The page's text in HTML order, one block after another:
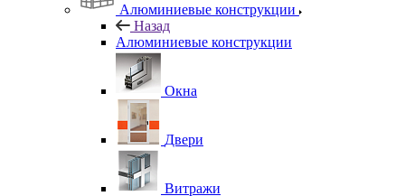
Алюминиевые конструкции
Назад
Алюминиевые конструкции
Окна
Двери
Витражи